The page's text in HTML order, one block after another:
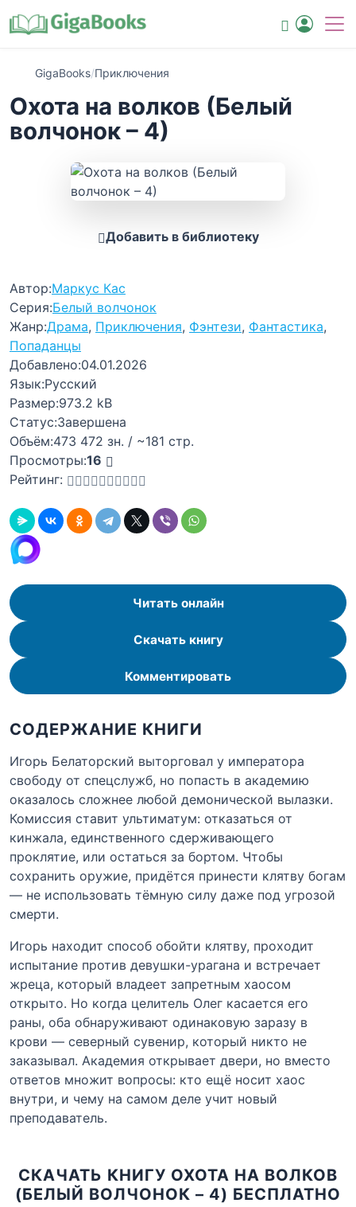
GigaBooks/Приключения
Охота на волков (Белый
волчонок – 4)
Добавить в библиотеку
Автор:Маркус Кас
Серия:Белый волчонок
Жанр:Драма, Приключения, Фэнтези, Фантастика,
Попаданцы
Добавлено:04.01.2026
Язык:Русский
Размер:973.2 kB
Статус:Завершена
Объём:473 472 зн. / ~181 стр.
Просмотры:16
Рейтинг:
Читать онлайн
Скачать книгу
Комментировать
СОДЕРЖАНИЕ КНИГИ
Игорь Белаторский выторговал у императора
свободу от спецслужб, но попасть в академию
оказалось сложнее любой демонической вылазки.
Комиссия ставит ультиматум: отказаться от
кинжала, единственного сдерживающего
проклятие, или остаться за бортом. Чтобы
сохранить оружие, придётся принести клятву богам
— не использовать тёмную силу даже под угрозой
смерти.
Игорь находит способ обойти клятву, проходит
испытание против девушки-урагана и встречает
жреца, который владеет запретным хаосом
открыто. Но когда целитель Олег касается его
раны, оба обнаруживают одинаковую заразу в
крови — северный сувенир, который никто не
заказывал. Академия открывает двери, но вместо
ответов множит вопросы: кто ещё носит хаос
внутри, и чему на самом деле учит новый
преподаватель.
СКАЧАТЬ КНИГУ ОХОТА НА ВОЛКОВ
(БЕЛЫЙ ВОЛЧОНОК – 4) БЕСПЛАТНО